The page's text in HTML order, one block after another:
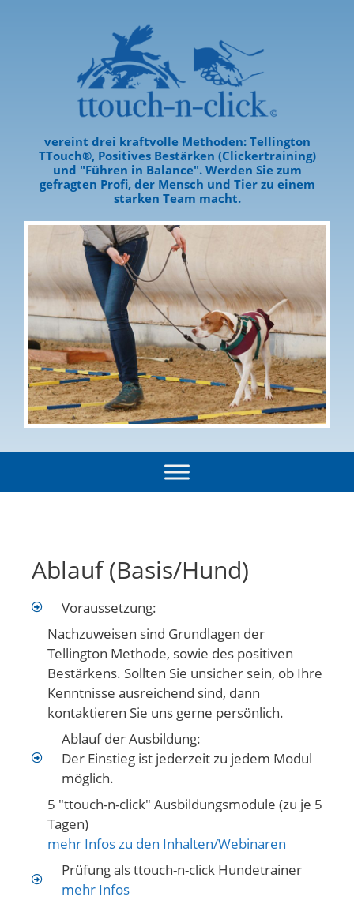
vereint drei kraftvolle Methoden: Tellington
TTouch®, Positives Bestärken (Clickertraining)
und "Führen in Balance". Werden Sie zum
gefragten Profi, der Mensch und Tier zu einem
starken Team macht.
Ablauf (Basis/Hund)
Voraussetzung:
Nachzuweisen sind Grundlagen der
Tellington Methode, sowie des positiven
Bestärkens. Sollten Sie unsicher sein, ob Ihre
Kenntnisse ausreichend sind, dann
kontaktieren Sie uns gerne persönlich.
Ablauf der Ausbildung:
Der Einstieg ist jederzeit zu jedem Modul
möglich.
5 "ttouch-n-click" Ausbildungsmodule (zu je 5
Tagen)
mehr Infos zu den Inhalten/Webinaren
Prüfung als ttouch-n-click Hundetrainer
mehr Infos